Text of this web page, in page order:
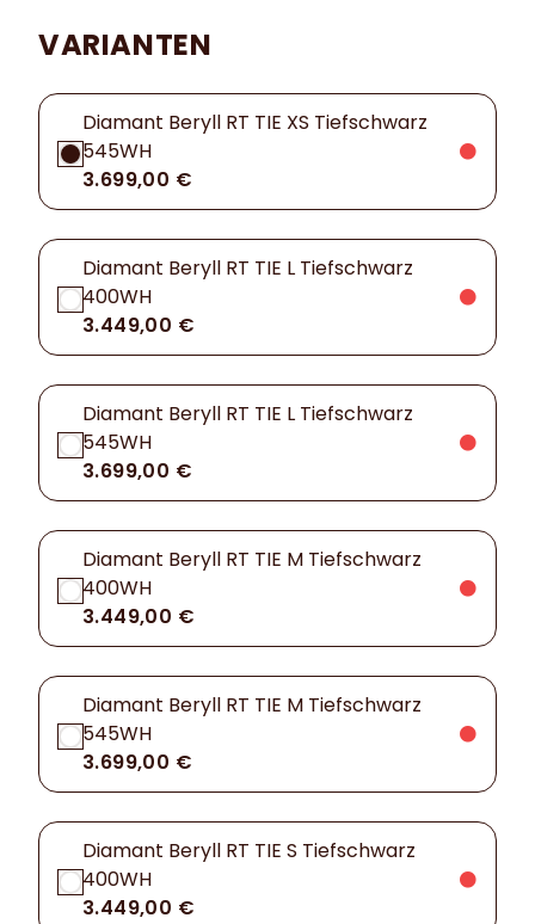
VARIANTEN
Diamant Beryll RT TIE XS Tiefschwarz
545WH
3.699,00 €
Diamant Beryll RT TIE L Tiefschwarz
400WH
3.449,00 €
Diamant Beryll RT TIE L Tiefschwarz
545WH
3.699,00 €
Diamant Beryll RT TIE M Tiefschwarz
400WH
3.449,00 €
Diamant Beryll RT TIE M Tiefschwarz
545WH
3.699,00 €
Diamant Beryll RT TIE S Tiefschwarz
400WH
3.449,00 €